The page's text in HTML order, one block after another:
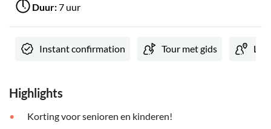
Duur:7 uur
Instant confirmation Tour met gids
Highlights
Korting voor senioren en kinderen!